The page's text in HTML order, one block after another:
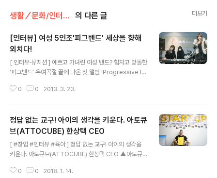
생활／문화/인터뷰／칼럼 의 다른 글 더보기
[인터뷰] 여성 5인조'피그밴드' 세상을 향해
외치다!
[ 인터뷰·뮤지션 ] 예쁘고 가녀린 여성 밴드? 힘차고 당돌한
‘피그밴드’ 우여곡절 끝에 나온 첫 앨범 ‘Progressive In
시스트 정선화, 건반 이지안, 보컬 이설희, 일렉기타 김하경
일] - 세상 모든 사물이 마냥 신기하게 보일 4살 꼬맹이 시
절에 피아노를 배우기 시작했다고 말하는 건반. 중학교 1학
년이던 14살 무렵에 처음 밴드에 들어가 음악을 즐겼다고
주장하는 일렉기타. 아이돌 가수를 강인하게 트레이닝 시
켜 데뷔시켜낸 호랑이 선생님 출신의 보컬. 이들에게는 공
통점이 있다. 음악을 하는 그 순간만큼..
0 0 2013. 3. 23.
정답 없는 교구! 아이의 생각을 키운다. 아토큐
브(ATTOCUBE) 한상택 CEO
[ #창업 #인터뷰 #육아 ] 정답 없는 교구! 아이의 생각을
키운다. 아토큐브(ATTOCUBE) 한상택 CEO ▲아토큐
교구, 정답 보다 생각하는 힘 무게 - 사람이 핵심, 창업 후 9
0 0 2018. 1. 14.